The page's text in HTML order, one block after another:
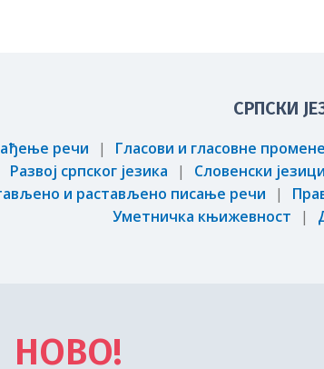
СРПСКИ
речи Гласови и гласовне промене
Развој српског језика
Словенски језици
и растављено писање речи
Уметничка књижевност
НОВО!